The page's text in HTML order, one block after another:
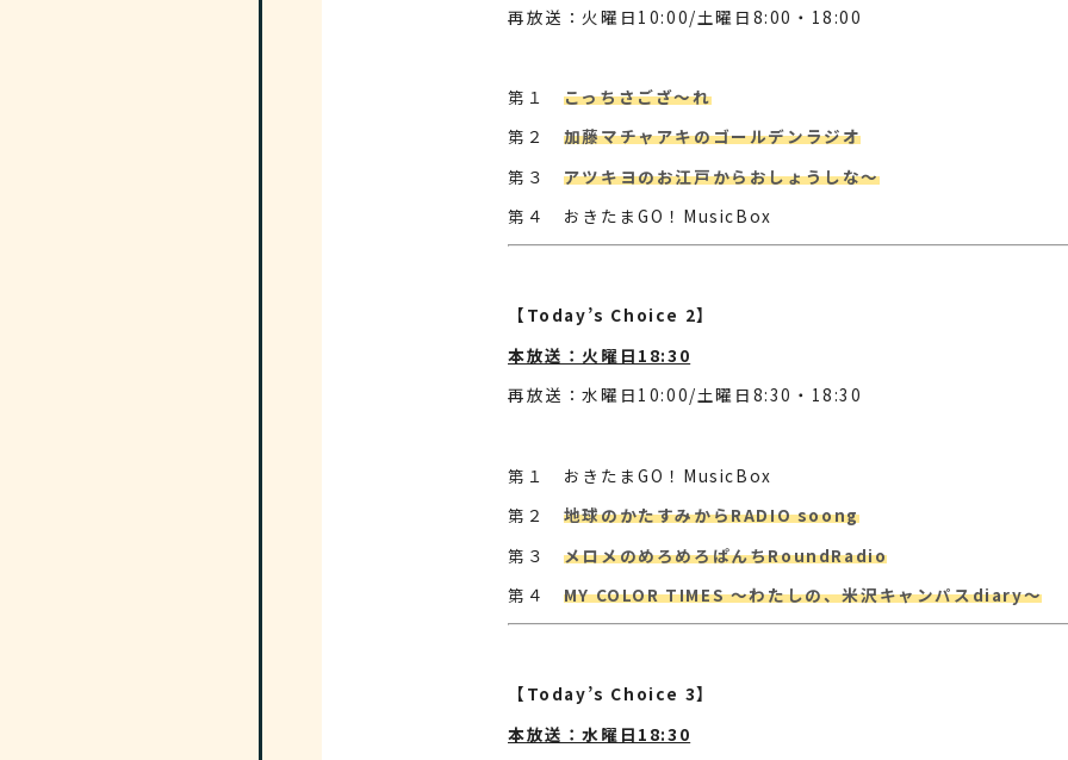
再放送：火曜日10:00/土曜日8:00・18:00
第１ こっちさござ～れ
第２ 加藤マチャアキのゴールデンラジオ
第３ アツキヨのお江戸からおしょうしな～
第４ おきたまGO！MusicBox
【Today’s Choice 2】
本放送：火曜日18:30
再放送：水曜日10:00/土曜日8:30・18:30
第１ おきたまGO！MusicBox
第２ 地球のかたすみからRADIO soong
第３ メロメのめろめろぱんちRoundRadio
第４ MY COLOR TIMES ～わたしの、米沢キャンパスdiary～
【Today’s Choice 3】
本放送：水曜日18:30